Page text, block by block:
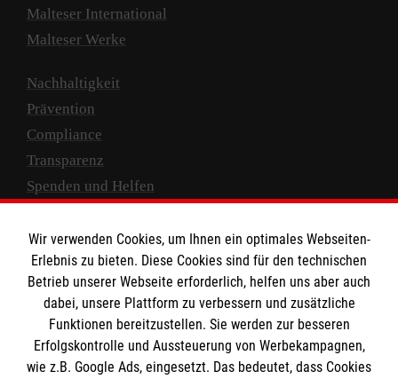
Malteser International
Malteser Werke
Nachhaltigkeit
Prävention
Compliance
Transparenz
Spenden und Helfen
Empfänger: Malteser Hilfsdienst e.V.
IBAN: DE10 3706 0120 1201 2000 12
BIC: GENODED 1PA7
Wir verwenden Cookies, um Ihnen ein optimales Webseiten-
Erlebnis zu bieten. Diese Cookies sind für den technischen
Betrieb unserer Webseite erforderlich, helfen uns aber auch
dabei, unsere Plattform zu verbessern und zusätzliche
Funktionen bereitzustellen. Sie werden zur besseren
Erfolgskontrolle und Aussteuerung von Werbekampagnen,
wie z.B. Google Ads, eingesetzt. Das bedeutet, dass Cookies